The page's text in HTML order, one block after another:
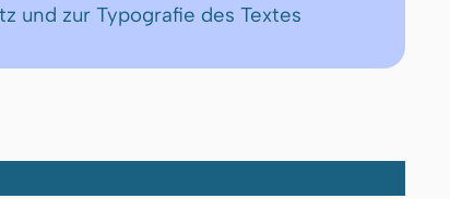
und zur Typografie des Textes